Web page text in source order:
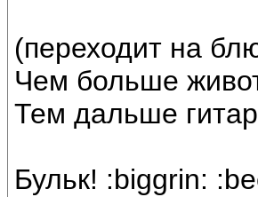
(переходит на
Чем больше
Тем дальше
Бульк! :biggrin: